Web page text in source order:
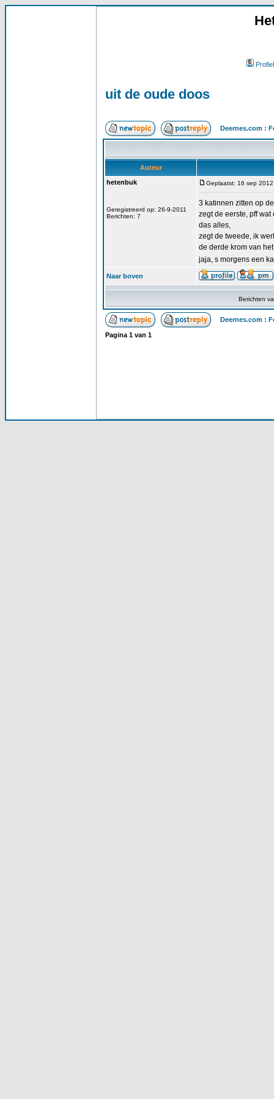
Profiel
uit de oude doos
Deernes.com :
Auteur
hetenbuk
Geregistreerd op: 26-9-2011
Berichten: 7
Geplaatst: 16 sep
3 katinnen zitten op
zegt de eerste, pff
das alles,
zegt de tweede, ik
de derde krom van
jaja, s morgens een
Naar boven
Berichten
Deernes.com :
Pagina 1 van 1